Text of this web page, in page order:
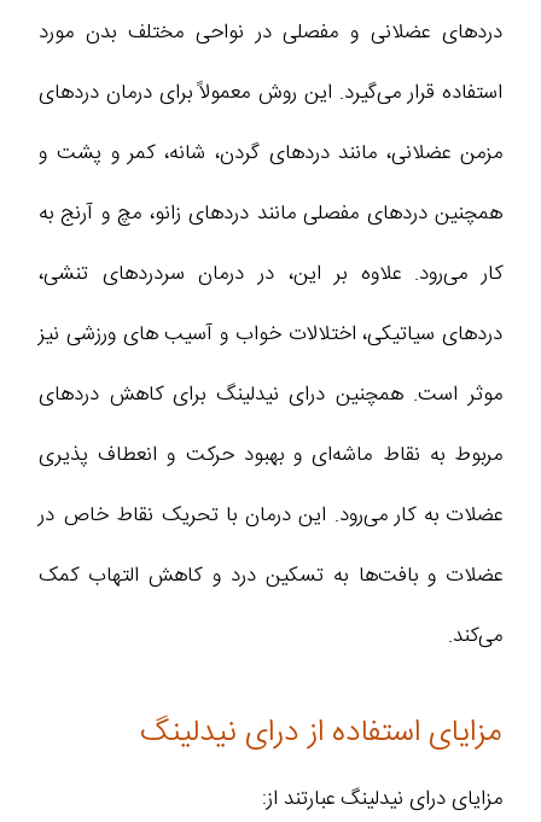
دردهای عضلانی و مفصلی در نواحی مختلف بدن مورد
استفاده قرار می‌گیرد. این روش معمولاً برای درمان دردهای
مزمن عضلانی، مانند دردهای گردن، شانه، کمر و پشت و
همچنین دردهای مفصلی مانند دردهای زانو، مچ و آرنج به
کار می‌رود. علاوه بر این، در درمان سردردهای تنشی،
دردهای سیاتیکی، اختلالات خواب و آسیب‌ های ورزشی نیز
موثر است. همچنین درای نیدلینگ برای کاهش دردهای
مربوط به نقاط ماشه‌ای و بهبود حرکت و انعطاف‌ پذیری
عضلات به کار می‌رود. این درمان با تحریک نقاط خاص در
عضلات و بافت‌ها به تسکین درد و کاهش التهاب کمک
می‌کند.
مزایای استفاده از درای نیدلینگ
مزایای درای نیدلینگ عبارتند از: